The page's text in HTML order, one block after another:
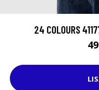
24 COLOURS